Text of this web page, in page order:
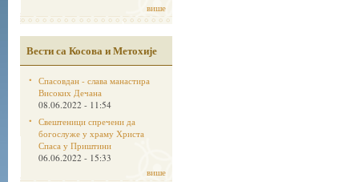
више
Вести са Косова и Метохије
Спасовдан - слава манастира
Високих Дечана
08.06.2022 - 11:54
Свештеници спречени да
богослуже у храму Христа
Спаса у Приштини
06.06.2022 - 15:33
више